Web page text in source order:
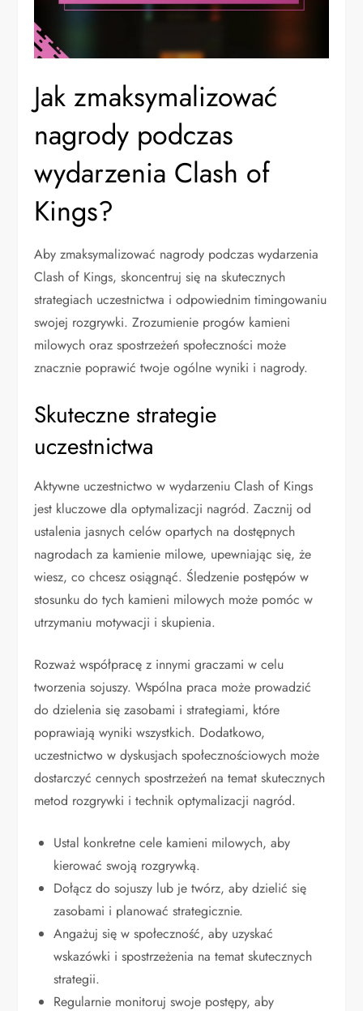
Jak zmaksymalizować
nagrody podczas
wydarzenia Clash of
Kings?
Aby zmaksymalizować nagrody podczas wydarzenia
Clash of Kings, skoncentruj się na skutecznych
strategiach uczestnictwa i odpowiednim timingowaniu
swojej rozgrywki. Zrozumienie progów kamieni
milowych oraz spostrzeżeń społeczności może
znacznie poprawić twoje ogólne wyniki i nagrody.
Skuteczne strategie
uczestnictwa
Aktywne uczestnictwo w wydarzeniu Clash of Kings
jest kluczowe dla optymalizacji nagród. Zacznij od
ustalenia jasnych celów opartych na dostępnych
nagrodach za kamienie milowe, upewniając się, że
wiesz, co chcesz osiągnąć. Śledzenie postępów w
stosunku do tych kamieni milowych może pomóc w
utrzymaniu motywacji i skupienia.
Rozważ współpracę z innymi graczami w celu
tworzenia sojuszy. Wspólna praca może prowadzić
do dzielenia się zasobami i strategiami, które
poprawiają wyniki wszystkich. Dodatkowo,
uczestnictwo w dyskusjach społecznościowych może
dostarczyć cennych spostrzeżeń na temat skutecznych
metod rozgrywki i technik optymalizacji nagród.
Ustal konkretne cele kamieni milowych, aby
kierować swoją rozgrywką.
Dołącz do sojuszy lub je twórz, aby dzielić się
zasobami i planować strategicznie.
Angażuj się w społeczność, aby uzyskać
wskazówki i spostrzeżenia na temat skutecznych
strategii.
Regularnie monitoruj swoje postępy, aby